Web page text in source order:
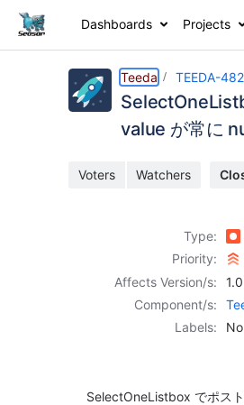
Dashboards Projects
Teeda TEEDA-482
value が常に
Voters Watchers
Type:
Priority:
Affects Version/s:
Component/s:
Labels:
SelectOneListbox でポス